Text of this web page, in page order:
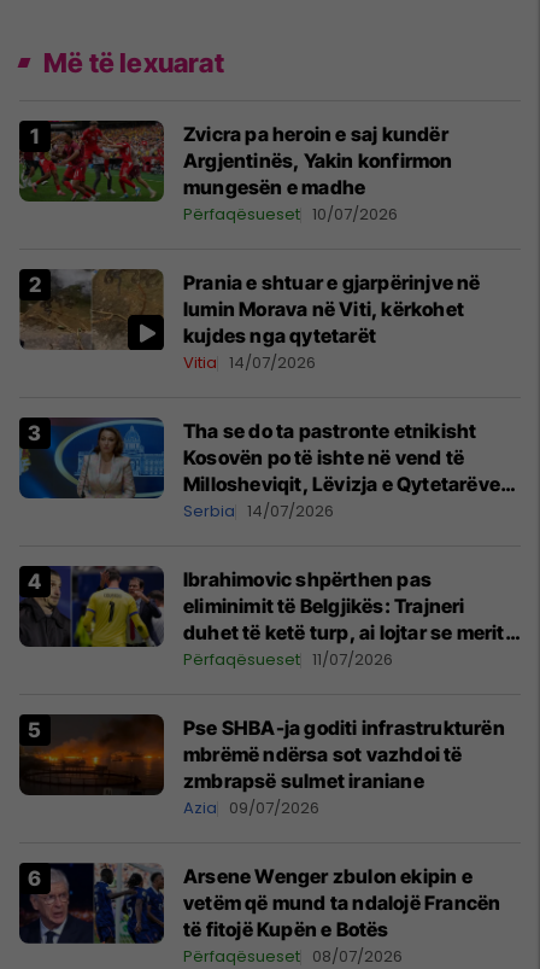
Më të lexuarat
Zvicra pa heroin e saj kundër
Argjentinës, Yakin konfirmon
mungesën e madhe
Përfaqësueset 10/07/2026
Prania e shtuar e gjarpërinjve në
lumin Morava në Viti, kërkohet
kujdes nga qytetarët
Vitia 14/07/2026
Tha se do ta pastronte etnikisht
Kosovën po të ishte në vend të
Millosheviqit, Lëvizja e Qytetarëve
të Lirë në Serbi kërkon shkarkimin e
Serbia 14/07/2026
Ibrahimovic shpërthen pas
eliminimit të Belgjikës: Trajneri
duhet të ketë turp, ai lojtar se meritoi
të luante
Përfaqësueset 11/07/2026
Pse SHBA-ja goditi infrastrukturën
mbrëmë ndërsa sot vazhdoi të
zmbrapsë sulmet iraniane
Azia 09/07/2026
Arsene Wenger zbulon ekipin e
vetëm që mund ta ndalojë Francën
të fitojë Kupën e Botës
Përfaqësueset 08/07/2026